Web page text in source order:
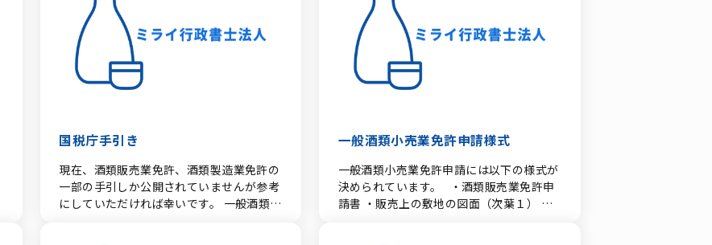
常に厳しく、正しい法律知識と適切なパー
トナー選びが不可欠です。本記事では、ベ
トナムのお酒のライセンス事情と、日本か
ら輸出する際の手続きについて分かりやす
く解説します。 ベトナムにおける酒類流通
ライセンスの仕組み ベトナムでお酒をビジ
センスが必要となります。 「ベトナムでは
があって新規取得ができない」と言われる
ことがありますが、これは過去の古い法令
によるものです。 現在の法令では条件を満
国税庁手引き
現在、酒類販売業免許、酒類製造業免許の
一部の手引しか公開されていませんが参考
にしていただければ幸いです。 一般酒類小
一般酒類小売業免許申請様式
一般酒類小売業免許申請には以下の様式が
決められています。 ・酒類販売業免許申
請書 ・販売上の敷地の図面（次葉１） ・